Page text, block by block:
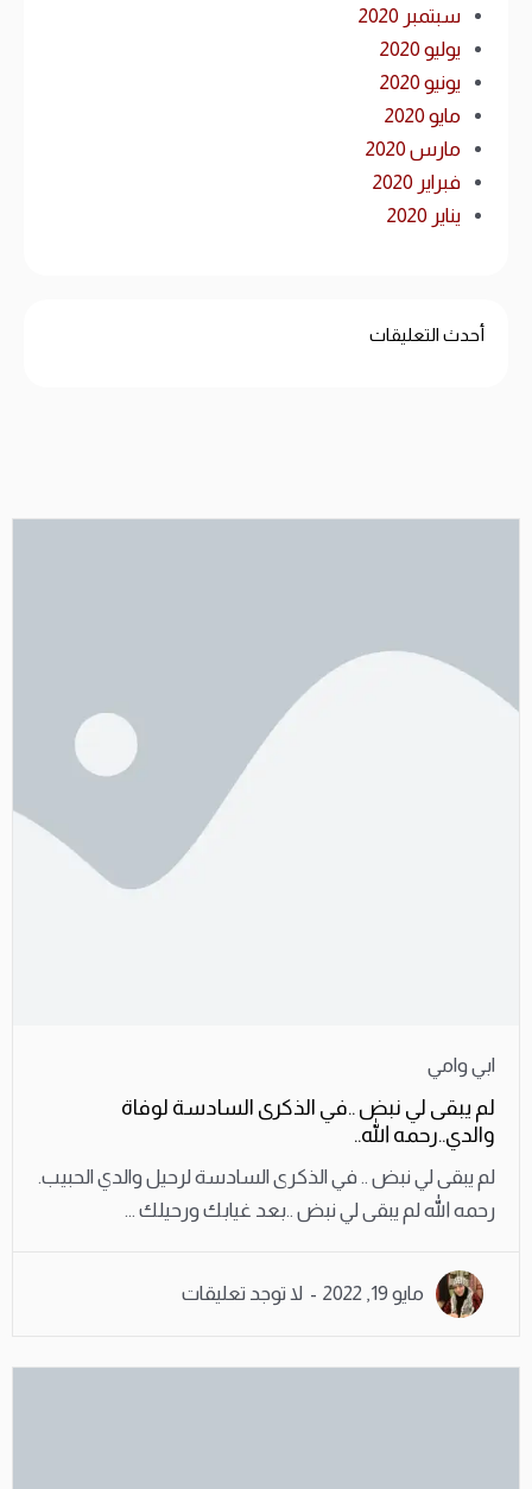
سبتمبر 2020
يوليو 2020
يونيو 2020
مايو 2020
مارس 2020
فبراير 2020
يناير 2020
أحدث التعليقات
ابي وامي
لم يبقى لي نبض ..في الذكرى السادسة لوفاة
والدي..رحمه الله..
لم يبقى لي نبض .. في الذكرى السادسة لرحيل والدي الحبيب.
رحمه الله لم يبقى لي نبض ..بعد غيابك ورحيلك ...
مايو 19, 2022 لا توجد تعليقات